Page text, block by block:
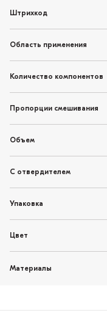
Штрихкод
Область применения
Количество компонентов
Пропорции смешивания
Объем
С отвердителем
Упаковка
Цвет
Материалы